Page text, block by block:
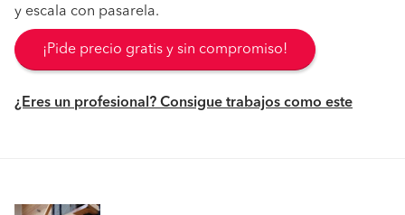
y escala con pasarela.
¡Pide precio gratis y sin compromiso!
¿Eres un profesional? Consigue trabajos como este